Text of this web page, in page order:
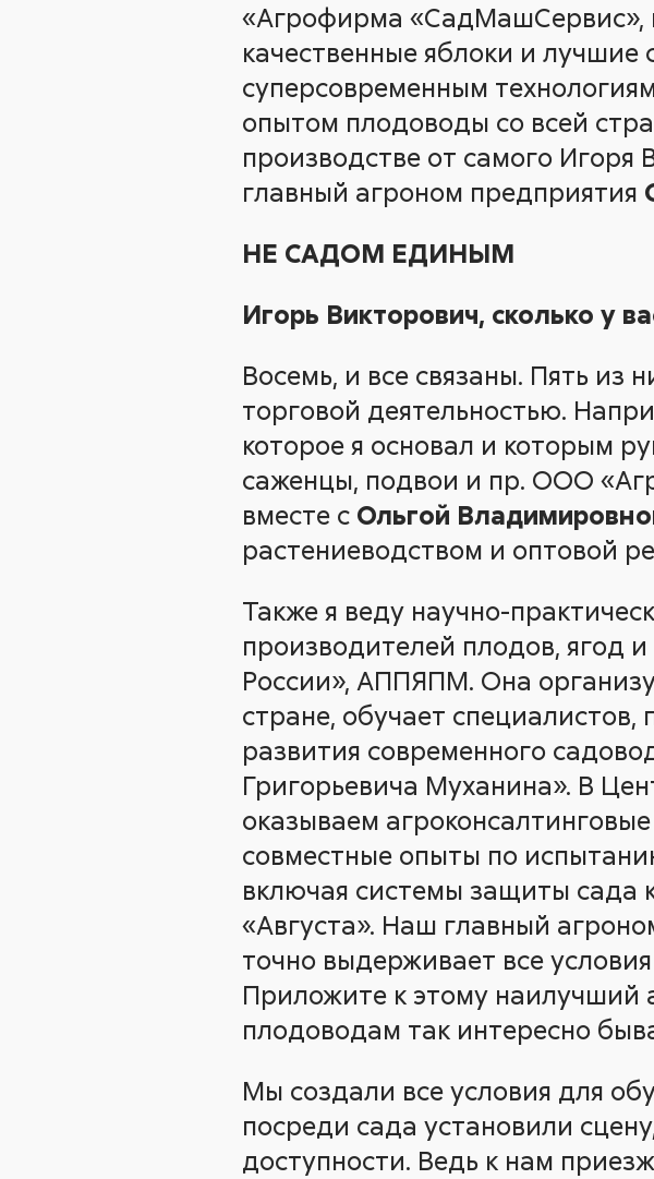
«Агрофирма «СадМашСервис»,
качественные яблоки и лучшие
суперсовременным
опытом плодоводы со всей
производстве от самого Игоря
главный агроном предприятия
НЕ САДОМ ЕДИНЫМ
Игорь Викторович, сколько у
Восемь, и все связаны. Пять из
торговой деятельностью.
которое я основал и которым
саженцы, подвои и пр. ООО
вместе с Ольгой
растениеводством и оптовой
Также я веду научно-
производителей плодов, ягод
России», АППЯПМ. Она
стране, обучает
развития современного
Григорьевича Муханина». В
оказываем
совместные опыты по
включая системы защиты сада
«Августа». Наш главный
точно выдерживает все
Приложите к этому наилучший
плодоводам так интересно
Мы создали все условия для
посреди сада установили
доступности. Ведь к нам